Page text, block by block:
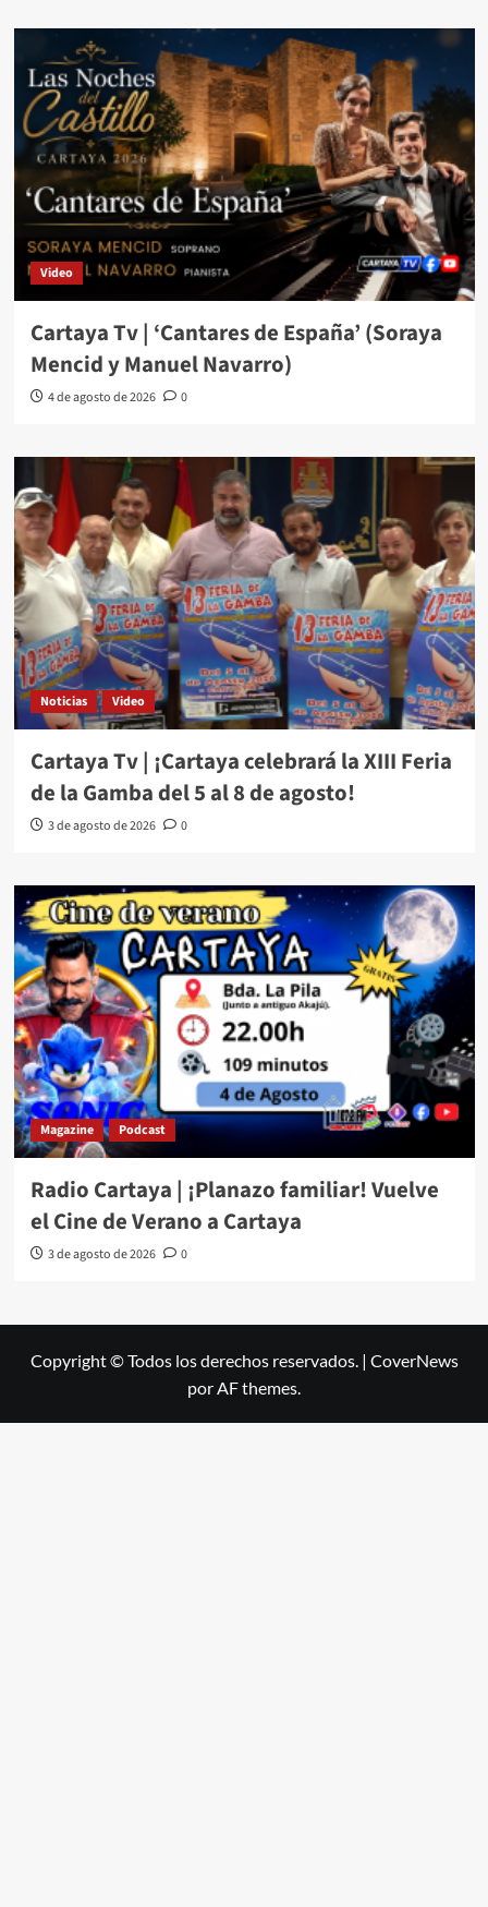
Video
Cartaya Tv | ‘Cantares de España’ (Soraya
Mencid y Manuel Navarro)
4 de agosto de 2026 0
Noticias Video
Cartaya Tv | ¡Cartaya celebrará la XIII Feria
de la Gamba del 5 al 8 de agosto!
3 de agosto de 2026 0
Magazine Podcast
Radio Cartaya | ¡Planazo familiar! Vuelve
el Cine de Verano a Cartaya
3 de agosto de 2026 0
Copyright © Todos los derechos reservados. | CoverNews
por AF themes.